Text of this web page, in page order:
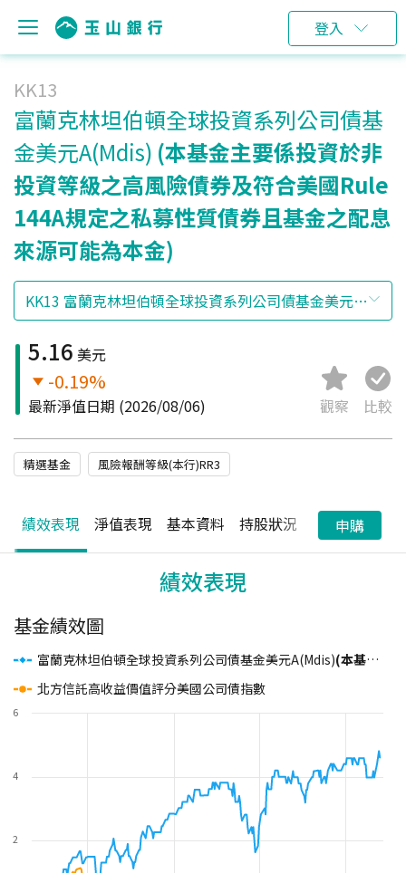
登入
KK13
富蘭克林坦伯頓全球投資系列公司債基
金美元A(Mdis) (本基金主要係投資於非
投資等級之高風險債券及符合美國Rule
144A規定之私募性質債券且基金之配息
來源可能為本金)
5.16 美元
-0.19%
最新淨值日期 (2026/08/06) 觀察 比較
精選基金 風險報酬等級(本行)RR3
績效表現 淨值表現 基本資料 持股狀況 配息狀況
申購
績效表現
基金績效圖
富蘭克林坦伯頓全球投資系列公司債基金美元A(Mdis)(本基金主要係投資於非投資等級之高風險債券及符合美國Rule 144A規定之私募性質債券且基金之配息來源可能為本金)
北方信託高收益價值評分美國公司債指數
2
4
6